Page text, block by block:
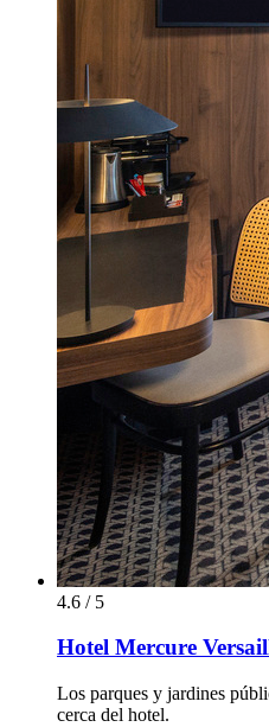
4.6 / 5
Hotel Mercure
Los parques y jardines
cerca del hotel.